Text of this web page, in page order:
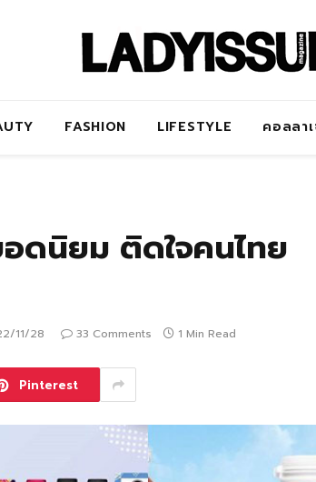
FASHION LIFESTYLE คอลลา
ดนิยม ติดใจคนไทย
11/28 33 Comments 1 Min Read
Pinterest